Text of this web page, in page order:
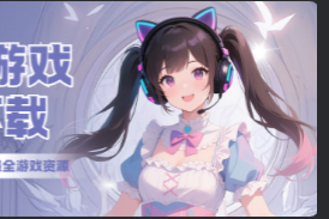
Android 16